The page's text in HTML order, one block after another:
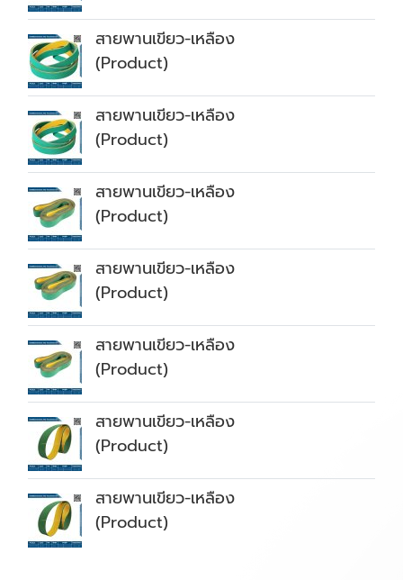
สายพานเขียว-เหลือง
(Product)
สายพานเขียว-เหลือง
(Product)
สายพานเขียว-เหลือง
(Product)
สายพานเขียว-เหลือง
(Product)
สายพานเขียว-เหลือง
(Product)
สายพานเขียว-เหลือง
(Product)
สายพานเขียว-เหลือง
(Product)